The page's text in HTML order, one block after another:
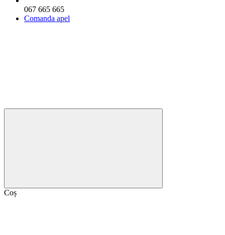
067 665 665
Comanda apel
Coș